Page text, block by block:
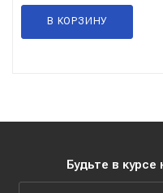
В КОРЗИНУ
Будьте в